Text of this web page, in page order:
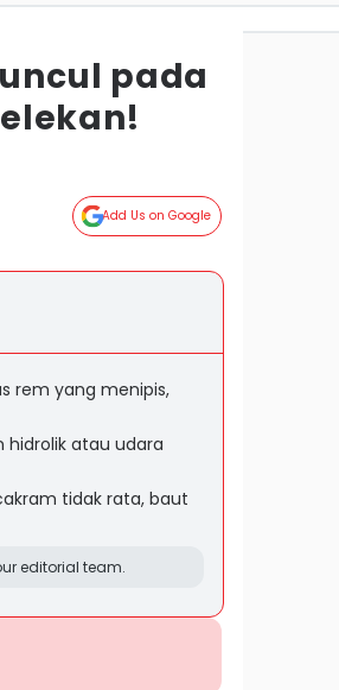
pada
Add Us on Google
rem yang menipis,
hidrolik atau udara
tidak rata, baut
editorial team.